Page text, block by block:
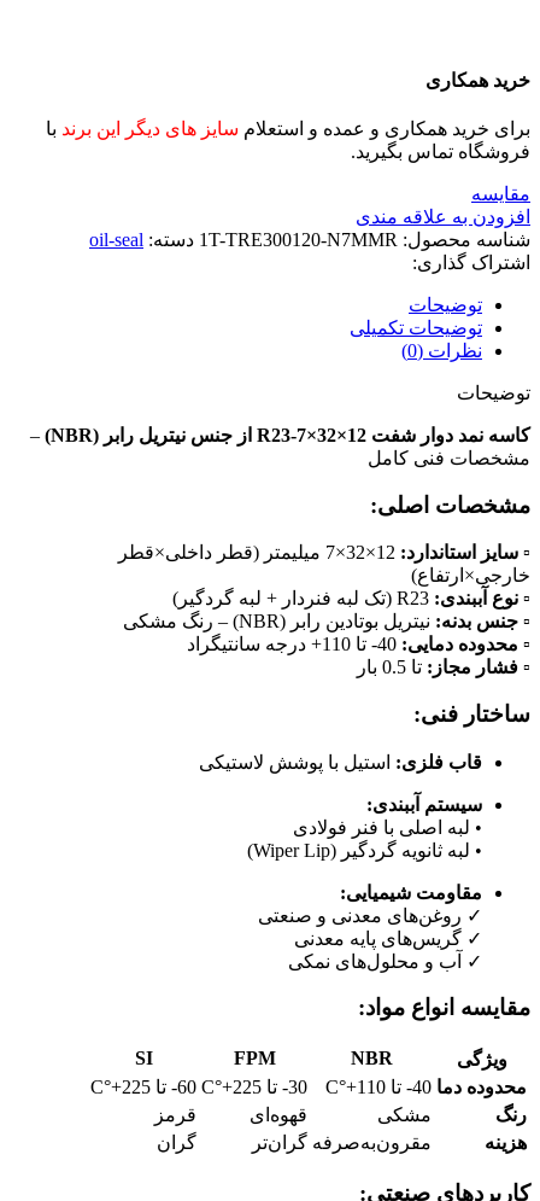
خرید همکاری
برای خرید همکاری و عمده و استعلام سایز های دیگر این برند با
فروشگاه تماس بگیرید.
مقايسه
افزودن به علاقه مندی
شناسه محصول: 1T-TRE300120-N7MMR دسته: oil-seal
اشتراک گذاری:
توضیحات
توضیحات تکمیلی
نظرات (0)
توضیحات
کاسه نمد دوار شفت 12×32×7-R23 از جنس نیتریل رابر (NBR)
–
مشخصات فنی کامل
مشخصات اصلی:
▫ سایز استاندارد:
12×32×7 میلیمتر (قطر داخلی×قطر
خارجی×ارتفاع)
▫ نوع آببندی:
▫ جنس بدنه: نیتریل بوتادین رابر (NBR) – رنگ مشکی
▫ محدوده دمایی:
▫ فشار مجاز: تا 0.5 بار
ساختار فنی:
قاب فلزی: استیل با پوشش لاستیکی
سیستم آببندی:
• لبه اصلی با فنر فولادی
• لبه ثانویه گردگیر (Wiper Lip)
مقاومت شیمیایی:
✓ روغن‌های معدنی و صنعتی
✓ گریس‌های پایه معدنی
✓ آب و محلول‌های نمکی
مقایسه انواع مواد:
ویژگی NBR
FPM
SI
محدوده دما 40- تا 110+°C 30- تا 225+°C
60- تا 225+°C
رنگ
مشکی قهوه‌ای
قرمز
هزینه
مقرون‌به‌صرفه گران‌تر گران
کاربردهای صنعتی: